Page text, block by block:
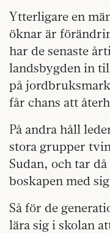
Ytterligare en
öknar är
har de senaste
landsbygden in
på
får chans att
På andra håll
stora grupper
Sudan, och tar
boskapen med
Så för de
lära sig i skolan